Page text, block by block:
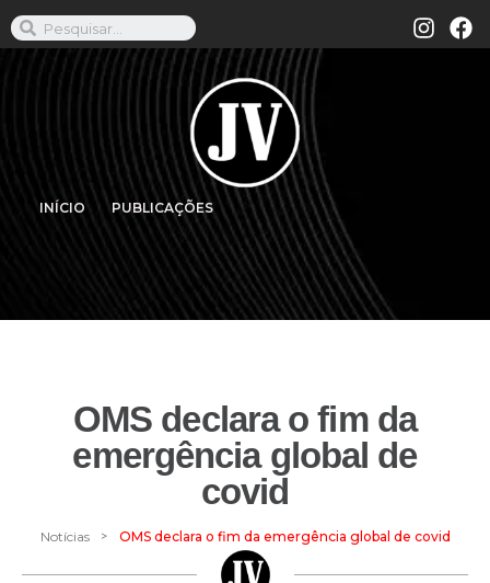
INÍCIO PUBLICAÇÕES
OMS declara o fim da
emergência global de
covid
Notícias > OMS declara o fim da emergência global de covid